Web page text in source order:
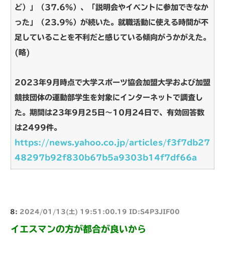
ど）」（37.6％）、「説明会やイベントに参加できなか
った」（23.9％）が続いた。就職活動に使える時間が不
足していることを不利だと感じている傾向がうかがえた。
(略)
2023年9月時点で大学スポーツ協会加盟大学および加盟
競技団体の運動部学生を対象にインターネットで調査し
た。期間は23年9月25日～10月24日で、有効回答数
は2499件。
https://news.yahoo.co.jp/articles/f3f7db27
48297b92f830b67b5a9303b14f7df66a
8: 2024/01/13(土) 19:51:00.19 ID:S4P3JIF00
イエスマンの方が都合が良いから